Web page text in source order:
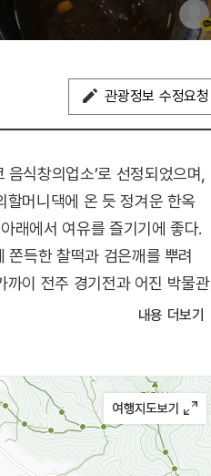
관광정보 수정요청
식창의업소’로 선정되었으며,
머니댁에 온 듯 정겨운 한옥
래에서 여유를 즐기기에 좋다.
득한 찰떡과 검은깨를 뿌려
이 전주 경기전과 어진 박물관,
내용 더보기